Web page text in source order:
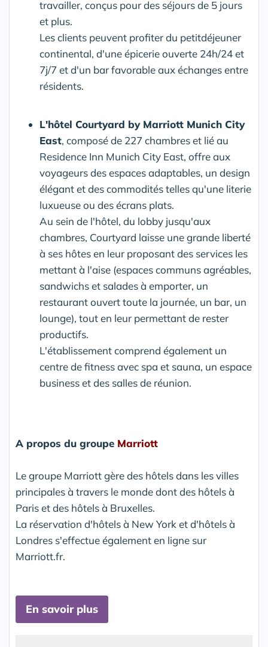
travailler, conçus pour des séjours de 5 jours
et plus.
Les clients peuvent profiter du petitdéjeuner
continental, d'une épicerie ouverte 24h/24 et
7j/7 et d'un bar favorable aux échanges entre
résidents.
L'hôtel Courtyard by Marriott Munich City
East, composé de 227 chambres et lié au
Residence Inn Munich City East, offre aux
voyageurs des espaces adaptables, un design
élégant et des commodités telles qu'une literie
luxueuse ou des écrans plats.
Au sein de l'hôtel, du lobby jusqu'aux
chambres, Courtyard laisse une grande liberté
à ses hôtes en leur proposant des services les
mettant à l'aise (espaces communs agréables,
sandwichs et salades à emporter, un
restaurant ouvert toute la journée, un bar, un
lounge), tout en leur permettant de rester
productifs.
L'établissement comprend également un
centre de fitness avec spa et sauna, un espace
business et des salles de réunion.
A propos du groupe Marriott
Le groupe Marriott gère des hôtels dans les villes
principales à travers le monde dont des hôtels à
Paris et des hôtels à Bruxelles.
La réservation d'hôtels à New York et d'hôtels à
Londres s'effectue également en ligne sur
Marriott.fr.
En savoir plus